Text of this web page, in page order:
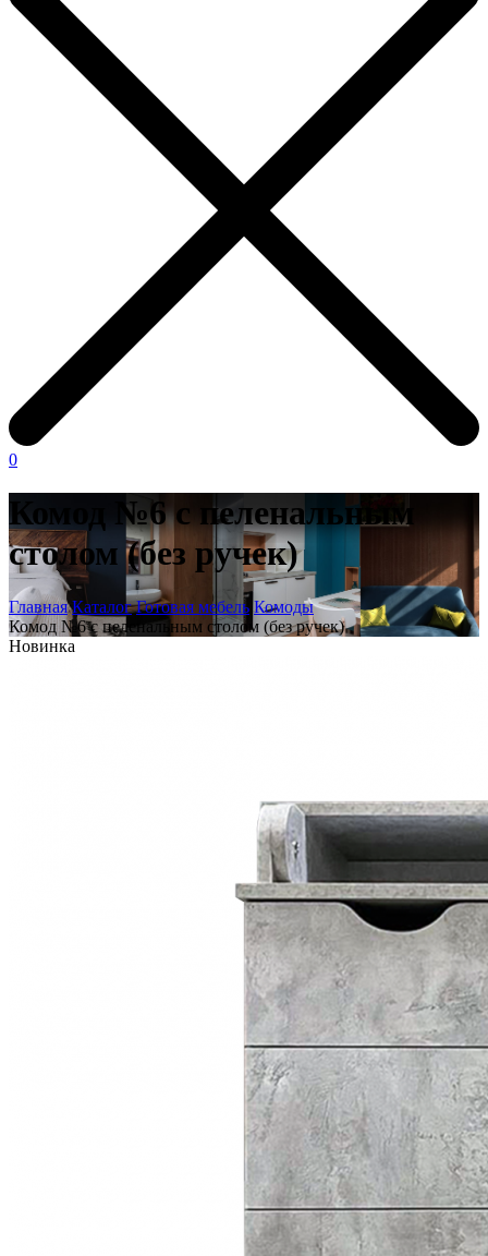
0
Комод №6 с пеленальным
столом (без ручек)
Главная Каталог Готовая мебель Комоды
Комод №6 с пеленальным столом (без ручек)
Новинка